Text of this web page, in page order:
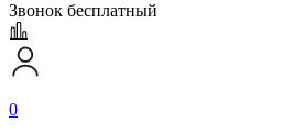
Звонок бесплатный
0